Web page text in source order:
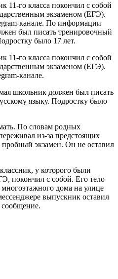
11-го класса покончил с собой
экзаменом (ЕГЭ).
канале. По информации
был писать тренировочный
было 17 лет.
11-го класса покончил с собой
экзаменом (ЕГЭ).
канале.
школьник должен был писать
языку. Подростку было
По словам родных
из-за предстоящих
пробный экзамен. Он не оставил
у которого были
покончил с собой. Его тело
дома на улице
выпускник оставил